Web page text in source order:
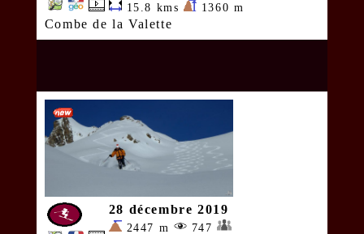
15.8 kms
1360 m
Combe de la Valette
28 décembre 2019
2447 m 747